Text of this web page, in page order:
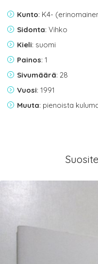
Kunto: K4-
Sidonta: Vihko
Kieli: suomi
Painos: 1
Sivumäärä: 28
Vuosi: 1991
Muuta: pienoista